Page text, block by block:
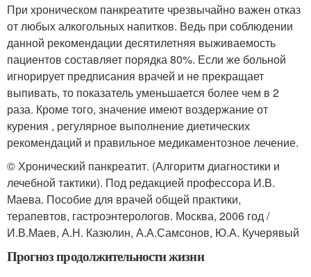
При хроническом панкреатите чрезвычайно важен отказ
от любых алкогольных напитков. Ведь при соблюдении
данной рекомендации десятилетняя выживаемость
пациентов составляет порядка 80%. Если же больной
игнорирует предписания врачей и не прекращает
выпивать, то показатель уменьшается более чем в 2
раза. Кроме того, значение имеют воздержание от
курения , регулярное выполнение диетических
рекомендаций и правильное медикаментозное лечение.
© Хронический панкреатит. (Алгоритм диагностики и
лечебной тактики). Под редакцией профессора И.В.
Маева. Пособие для врачей общей практики,
терапевтов, гастроэнтерологов. Москва, 2006 год /
И.В.Маев, А.Н. Казюлин, А.А.Самсонов, Ю.А. Кучерявый
Прогноз продолжительности жизни